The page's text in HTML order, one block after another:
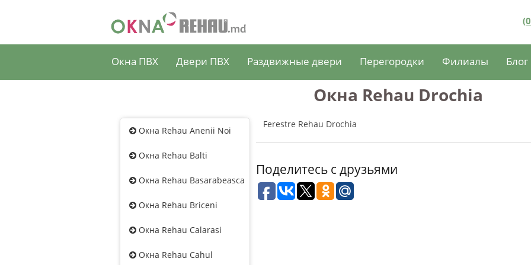
Окна ПВХ Двери ПВХ Раздвижные двери Перегородки Филиалы Блог
Окна Rehau Drochia
Окна Rehau Anenii Noi
Окна Rehau Balti
Окна Rehau Basarabeasca
Окна Rehau Briceni
Окна Rehau Calarasi
Окна Rehau Cahul
Ferestre Rehau Drochia
Поделитесь с друзьями